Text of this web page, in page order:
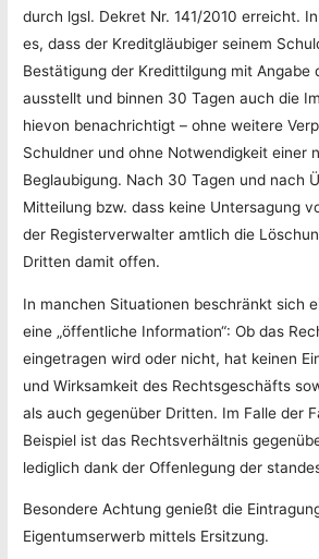
durch lgsl. Dekret Nr. 141/2010 erreicht.
es, dass der Kreditgläubiger seinem
Bestätigung der Kredittilgung mit Angabe
ausstellt und binnen 30 Tagen auch die
hievon benachrichtigt – ohne weitere
Schuldner und ohne Notwendigkeit einer
Beglaubigung. Nach 30 Tagen und nach
Mitteilung bzw. dass keine Untersagung
der Registerverwalter amtlich die
Dritten damit offen.
In manchen Situationen beschränkt sich
eine „öffentliche Information“: Ob das
eingetragen wird oder nicht, hat keinen
und Wirksamkeit des Rechtsgeschäfts
als auch gegenüber Dritten. Im Falle der
Beispiel ist das Rechtsverhältnis
lediglich dank der Offenlegung der
Besondere Achtung genießt die
Eigentumserwerb mittels Ersitzung.